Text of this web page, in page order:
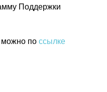
Поддержки
можно по ссылке
материалов